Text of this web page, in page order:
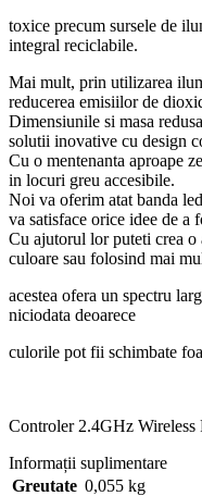
toxice precum sursele de
integral reciclabile.
Mai mult, prin utilizarea
reducerea emisiilor de
Dimensiunile si masa
solutii inovative cu design
Cu o mentenanta aproape
in locuri greu accesibile.
Noi va oferim atat banda
va satisface orice idee de a
Cu ajutorul lor puteti crea o
culoare sau folosind mai
acestea ofera un spectru
niciodata deoarece
culorile pot fii schimbate
Controler 2.4GHz Wireless
Informații suplimentare
Greutate 0,055 kg